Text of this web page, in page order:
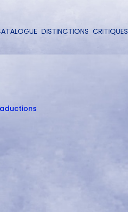
DISTINCTIONS CRITIQUES